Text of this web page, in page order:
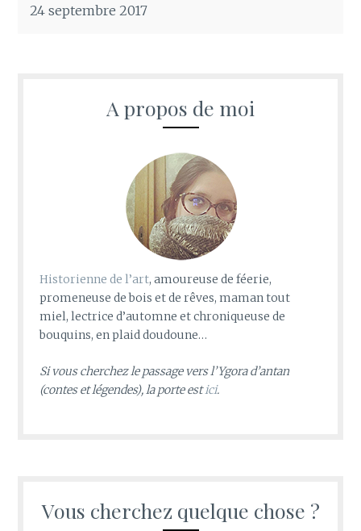
24 septembre 2017
A propos de moi
Historienne de l’art, amoureuse de féerie,
promeneuse de bois et de rêves, maman tout
miel, lectrice d’automne et chroniqueuse de
bouquins, en plaid doudoune…
Si vous cherchez le passage vers l’Ygora d’antan
(contes et légendes), la porte estici.
Vous cherchez quelque chose ?